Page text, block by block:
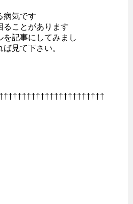
病気です
ることがあります
を記事にしてみまし
見て下さい。